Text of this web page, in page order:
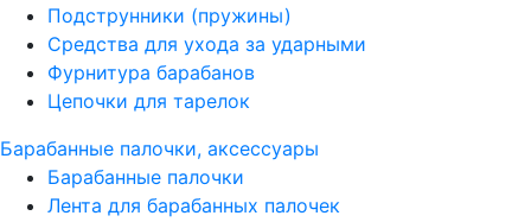
Подструнники (пружины)
Средства для ухода за ударными
Фурнитура барабанов
Цепочки для тарелок
Барабанные палочки, аксессуары
Барабанные палочки
Лента для барабанных палочек